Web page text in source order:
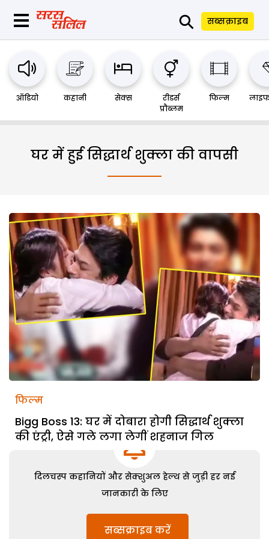
⚲ सब्सक्राइब
ऑडियो कहानी सेक्स
रीडर्स
प्रौब्लम
फिल्म
घर में हुई सिद्धार्थ शुक्ला की वापसी
फिल्म
Bigg Boss 13: घर में दोबारा होगी सिद्धार्थ शुक्ला
की एंट्री, ऐसे गले लगा लेगीं शहनाज गिल
दिलचस्प कहानियों और सेक्शुअल हेल्थ से जुड़ी हर नई
जानकारी के लिए
सब्सक्राइब करें